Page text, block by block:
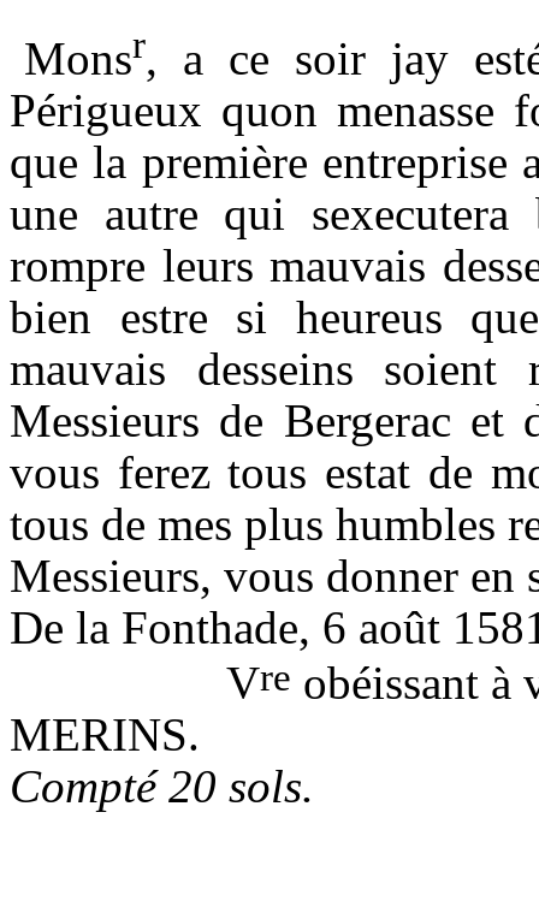
Monsr, a ce soir jay
Périgueux quon
que la première entreprise
une autre qui
rompre leurs mauvais
bien estre si heureus
mauvais desseins
Messieurs de Bergerac et
vous ferez tous estat de
tous de mes plus humbles
Messieurs, vous donner en
De la Fonthade, 6 août
Vre obéissant à
MERINS.
Compté 20 sols.